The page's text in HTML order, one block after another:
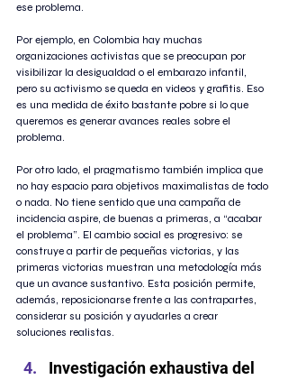
ese problema.
Por ejemplo, en Colombia hay muchas
organizaciones activistas que se preocupan por
visibilizar la desigualdad o el embarazo infantil,
pero su activismo se queda en videos y grafitis. Eso
es una medida de éxito bastante pobre si lo que
queremos es generar avances reales sobre el
problema.
Por otro lado, el pragmatismo también implica que
no hay espacio para objetivos maximalistas de todo
o nada. No tiene sentido que una campaña de
incidencia aspire, de buenas a primeras, a “acabar
el problema”. El cambio social es progresivo: se
construye a partir de pequeñas victorias, y las
primeras victorias muestran una metodología más
que un avance sustantivo. Esta posición permite,
además, reposicionarse frente a las contrapartes,
considerar su posición y ayudarles a crear
soluciones realistas.
Investigación exhaustiva del